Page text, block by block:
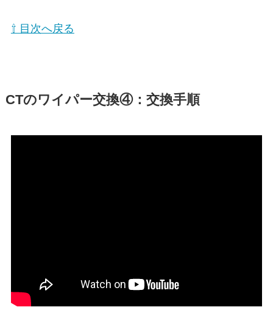
⇧ 目次へ戻る
CTのワイパー交換④：交換手順